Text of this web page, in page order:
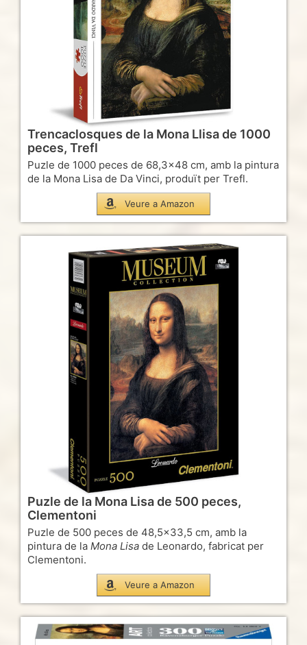
Trencaclosques de la Mona Llisa de 1000
peces, Trefl
Puzle de 1000 peces de 68,3×48 cm, amb la pintura
de la Mona Lisa de Da Vinci, produït per Trefl.
Veure a Amazon
Puzle de la Mona Lisa de 500 peces,
Clementoni
Puzle de 500 peces de 48,5×33,5 cm, amb la
pintura de la Mona Lisa de Leonardo, fabricat per
Clementoni.
Veure a Amazon